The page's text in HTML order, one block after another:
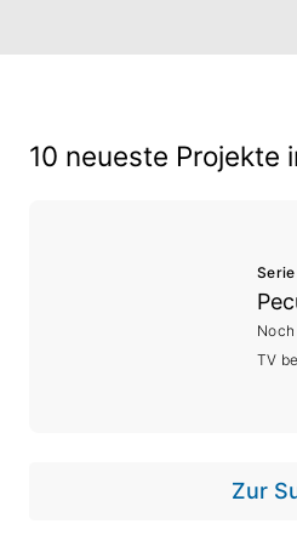
10 neueste Projekte
TV
Zur